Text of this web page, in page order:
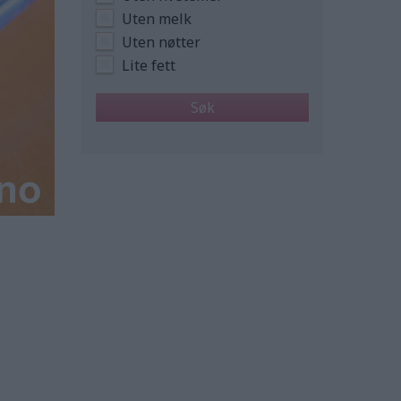
Uten melk
Uten nøtter
Lite fett